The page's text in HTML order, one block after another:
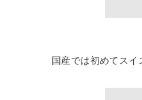
国産では初めてスイ